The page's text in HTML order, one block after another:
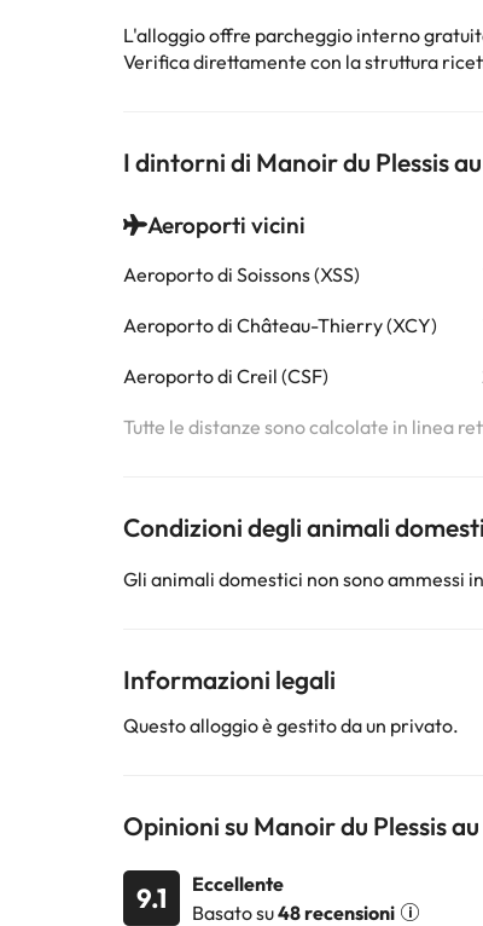
L'alloggio offre parcheggio interno
Verifica direttamente con la struttura
I dintorni di Manoir du Plessis
Aeroporti vicini
Aeroporto di Soissons (XSS)
Aeroporto di Château-Thierry (XCY)
Aeroporto di Creil (CSF)
Tutte le distanze sono calcolate in linea
Condizioni degli animali
Gli animali domestici non sono ammessi
Informazioni legali
Questo alloggio è gestito da un privato.
Opinioni su Manoir du Plessis
9.1
Eccellente
Basato su48 recensioni